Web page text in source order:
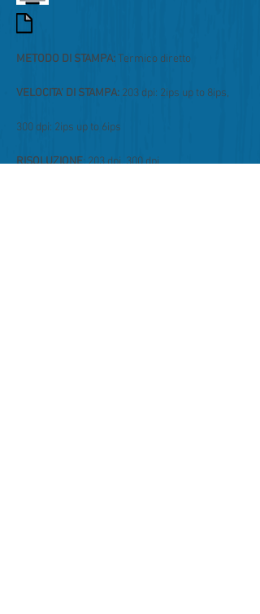
METODO DI STAMPA:Termico diretto
VELOCITA' DI STAMPA: 203 dpi: 2ips up to 8ips,
300 dpi: 2ips up to 6ips
RISOLUZIONE:203 dpi, 300 dpi